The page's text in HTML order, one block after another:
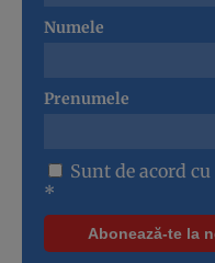
Numele
Prenumele
Sunt de acord cu
*